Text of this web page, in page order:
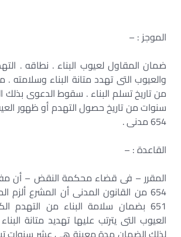
الموجز : –
ضمان المقاول لعيوب البناء . نطاقه .
والعيوب التى تهدد متانة البناء
من تاريخ تسلم البناء . سقوط الدعوى بذلك
654 مدنى .
القاعدة : –
654 من القانون المدنى أن المشرع
651 بضمان سلامة البناء من التهدم
العيوب التى يترتب عليها تهديد متانة